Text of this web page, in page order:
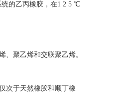
的乙丙橡胶，在1 2 5 ℃
聚乙烯和交联聚乙烯。
次于天然橡胶和顺丁橡